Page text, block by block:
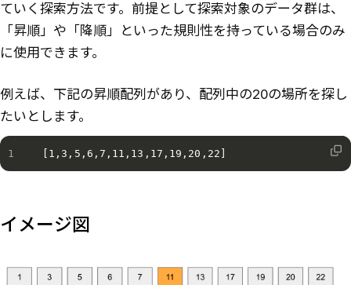
ていく探索方法です。前提として探索対象のデータ群は、
「昇順」や「降順」といった規則性を持っている場合のみ
に使用できます。
例えば、下記の昇順配列があり、配列中の20の場所を探し
たいとします。
[1,3,5,6,7,11,13,17,19,20,22]
イメージ図